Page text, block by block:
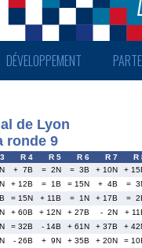
DÉVELOPPEMENT
de Lyon
ronde 9
R 4 R 5 R 6 R 7 R
+ 7B = 2N = 3B + 10N +
+ 12B = 1B = 15N + 4B =
= 15N + 11B = 1N + 17B =
+ 60B + 12N + 27B - 2N +
= 32B - 14B + 61N + 37B +
- 26B + 9N + 35B + 20N =